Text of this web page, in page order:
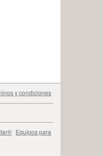
y condiciones
Equipos para